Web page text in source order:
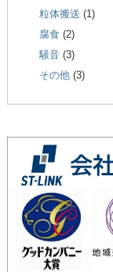
粒体搬送 (1)
腐食 (2)
騒音 (3)
その他 (3)